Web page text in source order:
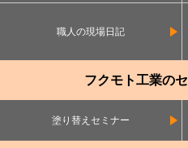
職人の現場日記
フクモト工業の
塗り替えセミナー